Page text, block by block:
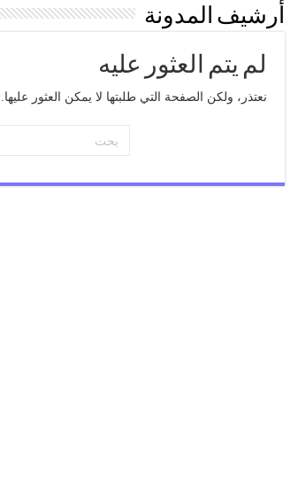
أرشيف المدونة
لم يتم العثور عليه
نعتذر، ولكن الصفحة التي طلبتها لا يمكن العثور